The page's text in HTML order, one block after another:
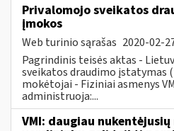
Privalomojo sveikatos
įmokos
Web turinio sąrašas 2020-02-
Pagrindinis teisės aktas -
sveikatos draudimo įstatymas
mokėtojai - Fiziniai asmenys
administruoja:...
VMI: daugiau nukentėjusių